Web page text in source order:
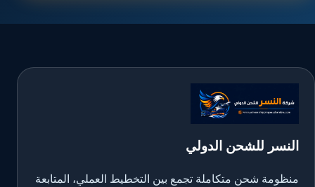
النسر للشحن الدولي
منظومة شحن متكاملة تجمع بين التخطيط العملي، المتابعة